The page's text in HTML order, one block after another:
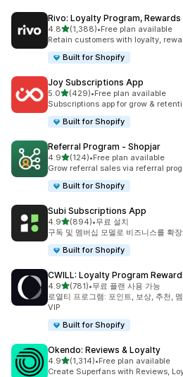
Rivo: Loyalty Program, Rewards
4.8별 5개 중
(1,388)
총 리뷰 1388개
•Free plan available
Retain customers with loyalty,
Built for Shopify
Joy Subscriptions App
5.0별 5개 중
(429)
총 리뷰 429개
•Free plan available
Subscriptions app for grow &
Built for Shopify
Referral Program ‑ Shopjar
4.9별 5개 중
(124)
총 리뷰 124개
•Free plan available
Grow referral sales via referral
Built for Shopify
Subi Subscriptions App
4.9별 5개 중
(894)
총 리뷰 894개
•무료 설치
구독 및 멤버십 모델로 비즈니스를 확
Built for Shopify
CWILL: Loyalty Program
4.9별 5개 중
(781)
총 리뷰 781개
•무료 플랜 사용 가능
로열티 프로그램: 포인트, 보상, 추천,
VIP
Built for Shopify
Okendo: Reviews & Loyalty
4.9별 5개 중
(1,314)
총 리뷰 1314개
•Free plan available
Create Superfans with Reviews,